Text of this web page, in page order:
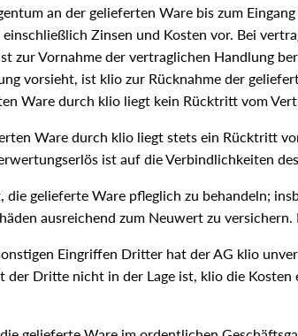
an der gelieferten Ware bis zum
Zinsen und Kosten vor. Bei
zur Vornahme der vertraglichen Handlung
vorsieht, ist klio zur Rücknahme der
Ware durch klio liegt kein Rücktritt vom
Ware durch klio liegt stets ein Rücktritt
ist auf die Verbindlichkeiten
gelieferte Ware pfleglich zu behandeln;
ausreichend zum Neuwert zu
Eingriffen Dritter hat der AG klio
der Dritte nicht in der Lage ist, klio die